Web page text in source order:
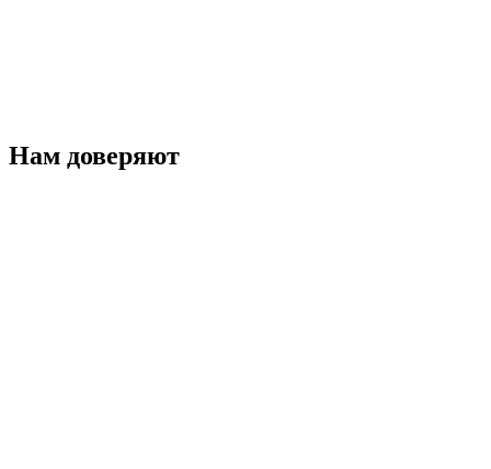
Нам доверяют